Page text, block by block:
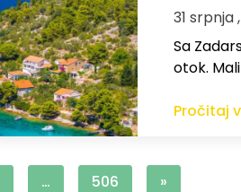
31 srpnja
Sa
otok.
Pročitaj
… 506 »